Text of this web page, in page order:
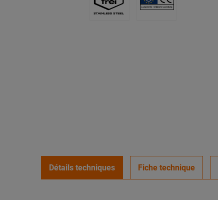
Détails techniques Fiche technique